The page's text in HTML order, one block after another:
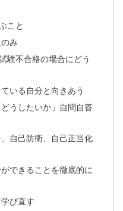
こと
み
験不合格の場合にどう
いる自分と向きあう
うしたいか」自問自答
自己防衛、自己正当化
できることを徹底的に
び直す